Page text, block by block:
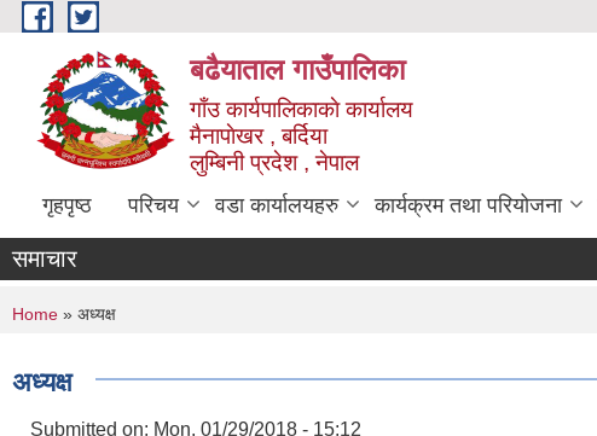
Skip to main content
बढैयाताल गाउँपालिका
गाँउ कार्यपालिकाकाे कार्यालय
मैनापाेखर , बर्दिया
लुम्बिनी प्रदेश , नेपाल
गृहपृष्ठ परिचय वडा कार्यालयहरु कार्यक्रम तथा परियोजना
समाचार
You are here
Home » अध्यक्ष
अध्यक्ष
Submitted on: Mon, 01/29/2018 - 15:12